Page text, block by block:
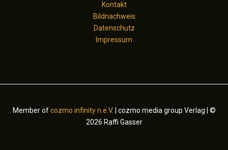
Kontakt
Bildnachweis
Datenschutz
Impressum
Member ofcozmo infinity n.e.V. | cozmo media group Verlag | ©
2026 Raffi Gasser